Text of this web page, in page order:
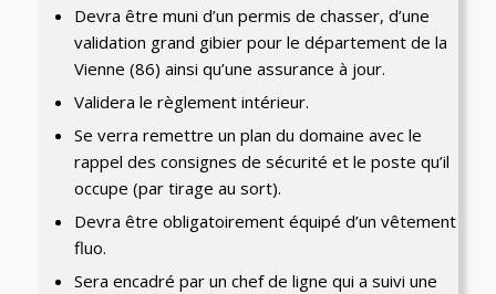
Devra être muni d’un permis de chasser, d’une
validation grand gibier pour le département de la
Vienne (86) ainsi qu’une assurance à jour.
Validera le règlement intérieur.
Se verra remettre un plan du domaine avec le
rappel des consignes de sécurité et le poste qu’il
occupe (par tirage au sort).
Devra être obligatoirement équipé d’un vêtement
fluo.
Sera encadré par un chef de ligne qui a suivi une